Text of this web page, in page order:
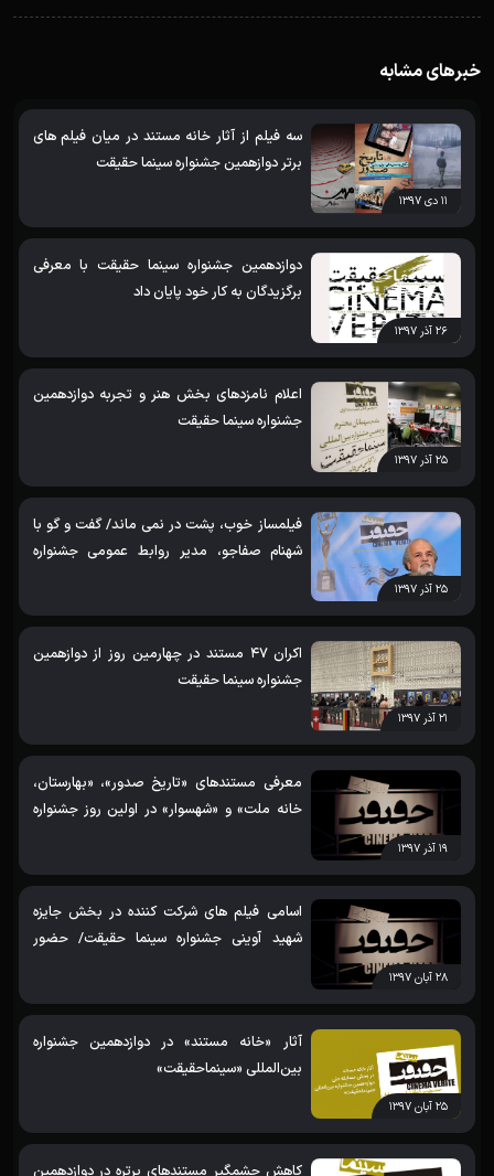
خبرهای مشابه
۱۱ دی ۱۳۹۷
سه فیلم از آثار خانه مستند در میان فیلم های
برتر دوازهمین جشنواره سینما حقیقت
۲۶ آذر ۱۳۹۷
دوازدهمین جشنواره سینما حقیقت با معرفی
برگزیدگان به کار خود پایان داد
۲۵ آذر ۱۳۹۷
اعلام نامزدهای بخش هنر و تجربه دوازدهمین
جشنواره سینما حقیقت
۲۵ آذر ۱۳۹۷
فیلمساز خوب، پشت در نمی ماند/ گفت و گو با
شهنام صفاجو، مدیر روابط عمومی جشنواره
۲۱ آذر ۱۳۹۷
اکران 47 مستند در چهارمین روز از دوازهمین
جشنواره سینما حقیقت
۱۹ آذر ۱۳۹۷
معرفی مستندهای «تاریخ صدور»، «بهارستان،
خانه ملت» و «شهسوار» در اولین روز جشنواره
۲۸ آبان ۱۳۹۷
اسامی فیلم های شرکت کننده در بخش جایزه
شهید آوینی جشنواره سینما حقیقت/ حضور
۲۵ آبان ۱۳۹۷
آثار «خانه مستند» در دوازدهمین جشنواره
بین‌المللی «سینماحقیقت»
کاهش چشمگیر مستندهای پرتره در دوازدهمین